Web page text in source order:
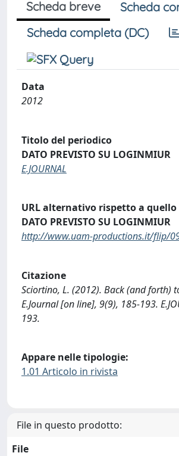
Scheda breve
Scheda
Scheda completa (DC)
Data
2012
Titolo del periodico
DATO PREVISTO SU LOGINMIUR
E.JOURNAL
URL alternativo rispetto a
DATO PREVISTO SU LOGINMIUR
http://www.uam-productions.it/flip/
Citazione
Sciortino, L. (2012). Back (and forth)
E.Journal [on line], 9(9), 185-193.
193.
Appare nelle tipologie:
1.01 Articolo in rivista
File in questo prodotto:
File